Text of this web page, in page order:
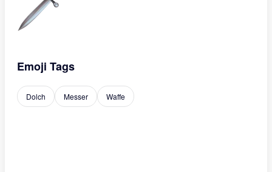
Emoji Tags
Dolch Messer Waffe